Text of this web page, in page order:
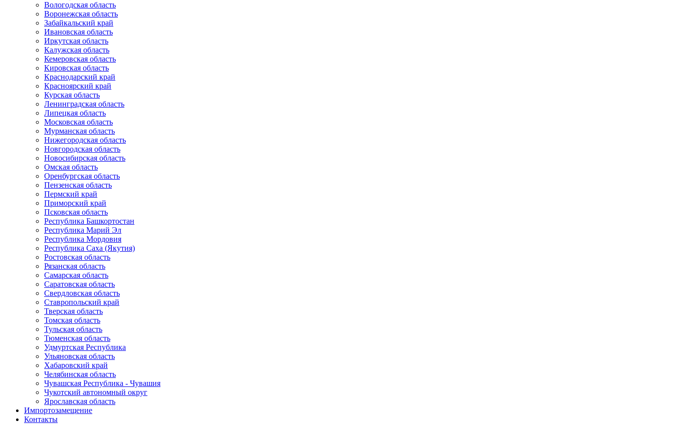
Вологодская область
Воронежская область
Забайкальский край
Ивановская область
Иркутская область
Калужская область
Кемеровская область
Кировская область
Краснодарский край
Красноярский край
Курская область
Ленинградская область
Липецкая область
Московская область
Мурманская область
Нижегородская область
Новгородская область
Новосибирская область
Омская область
Оренбургская область
Пензенская область
Пермский край
Приморский край
Псковская область
Республика Башкортостан
Республика Марий Эл
Республика Мордовия
Республика Саха (Якутия)
Ростовская область
Рязанская область
Самарская область
Саратовская область
Свердловская область
Ставропольский край
Тверская область
Томская область
Тульская область
Тюменская область
Удмуртская Республика
Ульяновская область
Хабаровский край
Челябинская область
Чувашская Республика - Чувашия
Чукотский автономный округ
Ярославская область
Импортозамещение
Контакты